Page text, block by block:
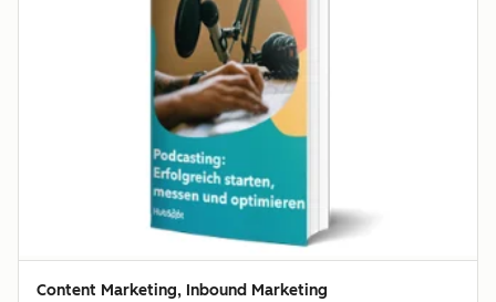
Content Marketing, Inbound Marketing